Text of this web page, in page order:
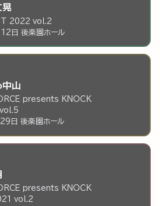
2022 vol.2
日 後楽園ホール
山
presents KNOCK
日 後楽園ホール
presents KNOCK
vol.2